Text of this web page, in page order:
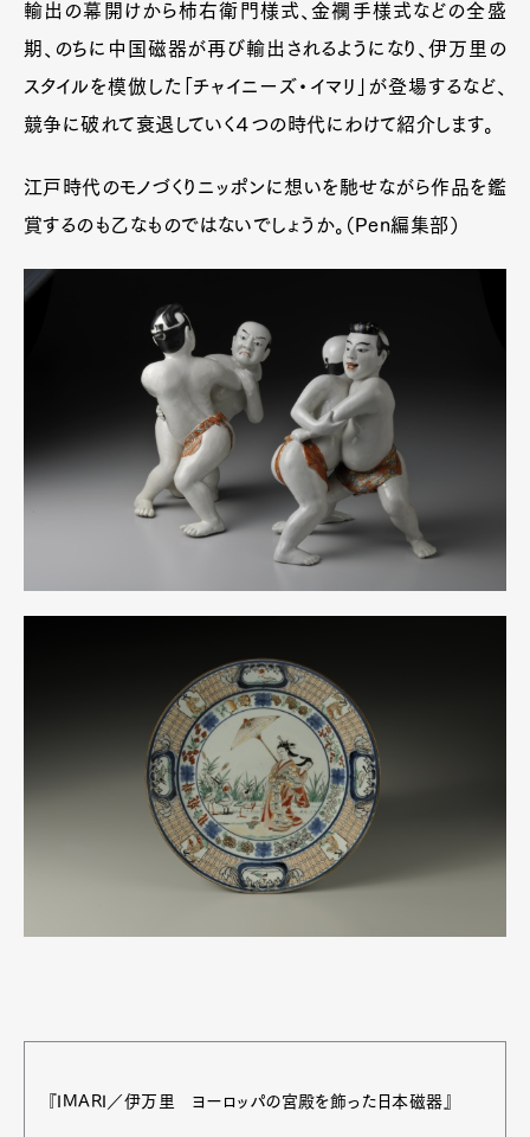
輸出の幕開けから柿右衛門様式、金襴手様式などの全盛
期、のちに中国磁器が再び輸出されるようになり、伊万里の
スタイルを模倣した「チャイニーズ・イマリ」が登場するなど、
競争に破れて衰退していく４つの時代にわけて紹介します。
江戸時代のモノづくりニッポンに想いを馳せながら作品を鑑
賞するのも乙なものではないでしょうか。（Pen編集部）
『IMARI／伊万里 ヨーロッパの宮殿を飾った日本磁器』